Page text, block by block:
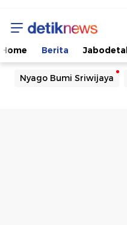
Home Berita
Nyago Bumi Sriwijaya